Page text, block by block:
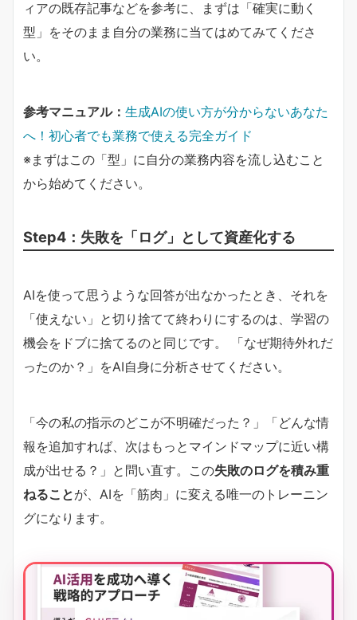
ィアの既存記事などを参考に、まずは「確実に動く
型」をそのまま自分の業務に当てはめてみてくださ
い。
参考マニュアル： 生成AIの使い方が分からないあなた
へ！初心者でも業務で使える完全ガイド
※まずはこの「型」に自分の業務内容を流し込むこと
から始めてください。
Step4：失敗を「ログ」として資産化する
AIを使って思うような回答が出なかったとき、それを
「使えない」と切り捨てて終わりにするのは、学習の
機会をドブに捨てるのと同じです。 「なぜ期待外れだ
ったのか？」をAI自身に分析させてください。
「今の私の指示のどこが不明確だった？」「どんな情
報を追加すれば、次はもっとマインドマップに近い構
成が出せる？」と問い直す。この失敗のログを積み重
ねることが、AIを「筋肉」に変える唯一のトレーニン
グになります。